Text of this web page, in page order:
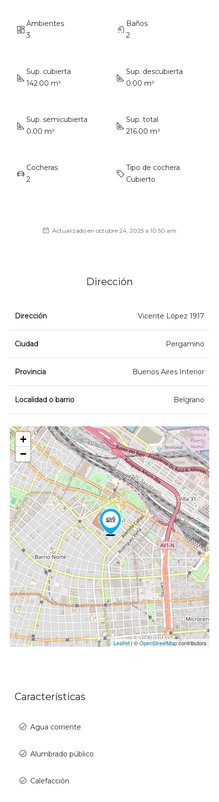
Ambientes
3
Baños
2
Sup. cubierta
142.00 m²
Sup. descubierta
0.00 m²
Sup. semicubierta
0.00 m²
Sup. total
216.00 m²
Cocheras
2
Tipo de cochera
Cubierto
Actualizado en octubre 24, 2025 a 10:50 am
Dirección
Dirección Vicente López 1917
Ciudad Pergamino
Provincia Buenos Aires Interior
Localidad o barrio Belgrano
+
−
Leaflet | ©OpenStreetMapcontributors
Características
Agua corriente
Alumbrado público
Calefacción